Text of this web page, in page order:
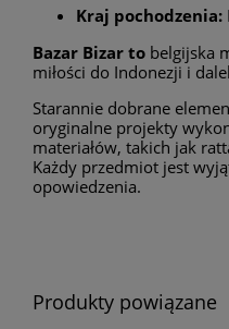
Kraj pochodzenia:
Bazar Bizar to belgijska
miłości do Indonezji i
Starannie dobrane
oryginalne projekty
materiałów, takich jak
Każdy przedmiot jest
opowiedzenia.
Produkty powiązane